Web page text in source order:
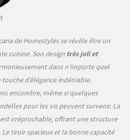
réglables, pouvant accueillir
une variété d'articles pour
répondre à vos besoins.
Dimensions : 106,7 cm de
large x 61 cm de profondeur
x 91,4 cm de hauteur
de Homestyles se révèle être un
cuisine. Son design très joli et
dans n’importe quel
d’élégance indéniable.
encombre, même si quelques
pour les vis peuvent survenir. La
irréprochable, offrant une structure
Le tiroir spacieux et la bonne capacité